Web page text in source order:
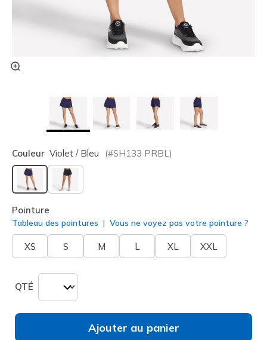
Couleur Violet / Bleu (#SH133 PRBL )
sélectionné
Pointure
Tableau des pointures Vous ne voyez pas votre pointure ?
XS S M L XL XXL
QTÉ
Ajouter au panier